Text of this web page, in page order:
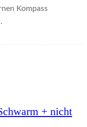
Kompass
+ nicht